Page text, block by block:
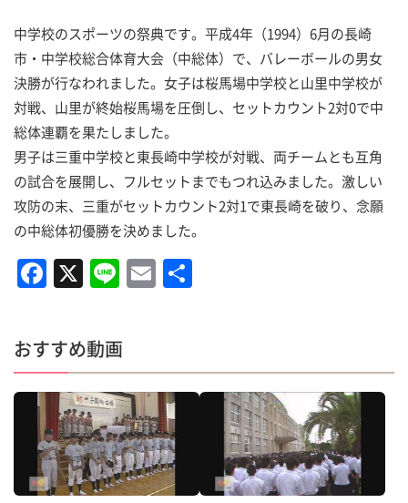
中学校のスポーツの祭典です。平成4年（1994）6月の長崎
市・中学校総合体育大会（中総体）で、バレーボールの男女
決勝が行なわれました。女子は桜馬場中学校と山里中学校が
対戦、山里が終始桜馬場を圧倒し、セットカウント2対0で中
総体連覇を果たしました。
男子は三重中学校と東長崎中学校が対戦、両チームとも互角
の試合を展開し、フルセットまでもつれ込みました。激しい
攻防の末、三重がセットカウント2対1で東長崎を破り、念願
の中総体初優勝を決めました。
F
a
c
e
b
o
o
k
X Li
n
e
E
m
l
おすすめ動画